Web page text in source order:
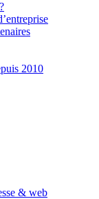
2010
& web